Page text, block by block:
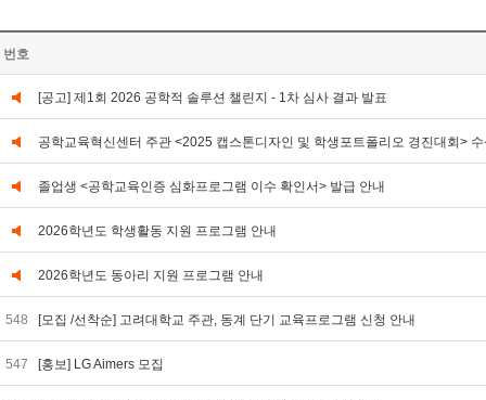
번호
[공고] 제1회 2026 공학적 솔루션 챌린지 - 1차 심사 결과 발표
공학교육혁신센터 주관 <2025 캡스톤디자인 및 학생포트폴리오 경진대회>
졸업생 <공학교육인증 심화프로그램 이수 확인서> 발급 안내
2026학년도 학생활동 지원 프로그램 안내
2026학년도 동아리 지원 프로그램 안내
548 [모집 /선착순] 고려대학교 주관, 동계 단기 교육프로그램 신청 안내
547 [홍보] LG Aimers 모집